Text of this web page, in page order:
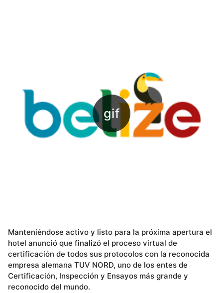
Manteniéndose activo y listo para la próxima apertura el
hotel anunció que finalizó el proceso virtual de
certificación de todos sus protocolos con la reconocida
empresa alemana TUV NORD, uno de los entes de
Certificación, Inspección y Ensayos más grande y
reconocido del mundo.